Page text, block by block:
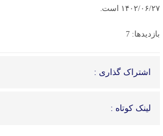
۱۴۰۲/۰۶/۲۷ است.
بازدیدها: 7
اشتراک گذاری :
لینک کوتاه :